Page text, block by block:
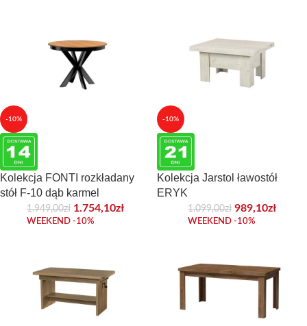
-10%
Kolekcja FONTI rozkładany
stół F-10 dąb karmel
1.949,00zł 1.754,10zł
WEEKEND -10%
-10%
Kolekcja Jarstol ławostół
ERYK
1.099,00zł 989,10zł
WEEKEND -10%